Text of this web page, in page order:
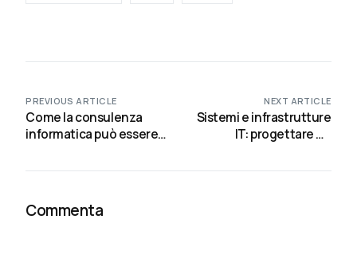
PREVIOUS ARTICLE
Come la consulenza
informatica può essere
NEXT ARTICLE
Sistemi e infrastrutture
IT: progettare un
scalabile e sicuro
Commenta